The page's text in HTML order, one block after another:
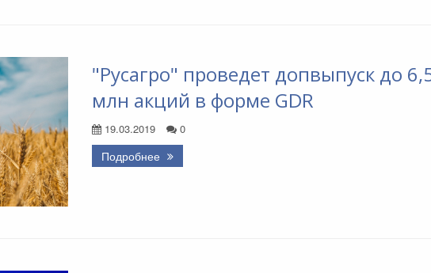
"Русагро" проведет допвыпуск до
млн акций в форме GDR
19.03.2019 0
Подробнее